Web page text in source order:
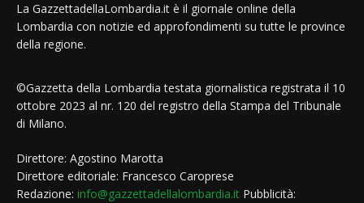
La GazzettadellaLombardia.it è il giornale online della
Lombardia con notizie ed approfondimenti su tutte le province
della regione.
©Gazzetta della Lombardia testata giornalistica registrata il 10
ottobre 2023 al nr. 120 del registro della Stampa del Tribunale
di Milano.
Direttore: Agostino Marotta
Direttore editoriale: Francesco Caroprese
Redazione: info@gazzettadellalombardia.it Pubblicità: